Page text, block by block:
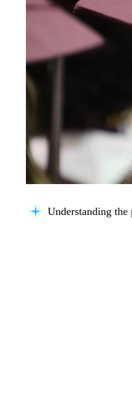
Understanding the